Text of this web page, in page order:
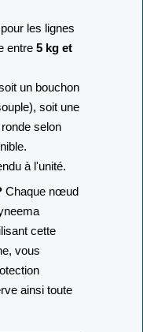
les lignes
entre 5 kg et
un bouchon
soit une
selon
à l'unité.
Chaque nœud
cette
vous
ainsi toute